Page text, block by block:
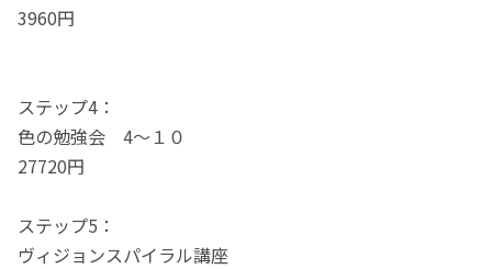
3960円
ステップ4：
色の勉強会 4～１０
27720円
ステップ5：
ヴィジョンスパイラル講座